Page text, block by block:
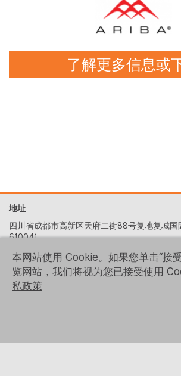
了解更多信息或
地址
四川省成都市高新区天府二街88号复地复城国
610041
+86 (028) 6522-5329
contact-us@logrusit.com
我们的网站
本网站使用 Cookie。如果您单击“接
览网站，我们将视为您已接受使用
私政策